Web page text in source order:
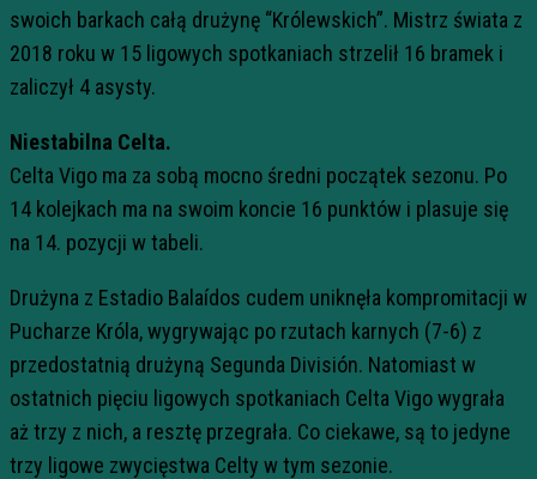
swoich barkach całą drużynę “Królewskich”. Mistrz świata z
2018 roku w 15 ligowych spotkaniach strzelił 16 bramek i
zaliczył 4 asysty.
Niestabilna Celta.
Celta Vigo ma za sobą mocno średni początek sezonu. Po
14 kolejkach ma na swoim koncie 16 punktów i plasuje się
na 14. pozycji w tabeli.
Drużyna z Estadio Balaídos cudem uniknęła kompromitacji w
Pucharze Króla, wygrywając po rzutach karnych (7-6) z
przedostatnią drużyną Segunda División. Natomiast w
ostatnich pięciu ligowych spotkaniach Celta Vigo wygrała
aż trzy z nich, a resztę przegrała. Co ciekawe, są to jedyne
trzy ligowe zwycięstwa Celty w tym sezonie.